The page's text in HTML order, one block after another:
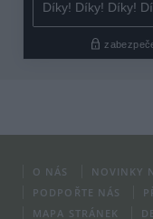
O NÁS NOVINKY
PODPOŘTE NÁS
MAPA STRÁNEK